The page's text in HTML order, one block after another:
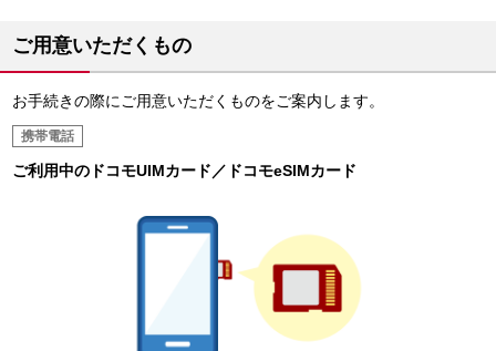
ご用意いただくもの
お手続きの際にご用意いただくものをご案内します。
携帯電話
ご利用中のドコモUIMカード／ドコモeSIMカード